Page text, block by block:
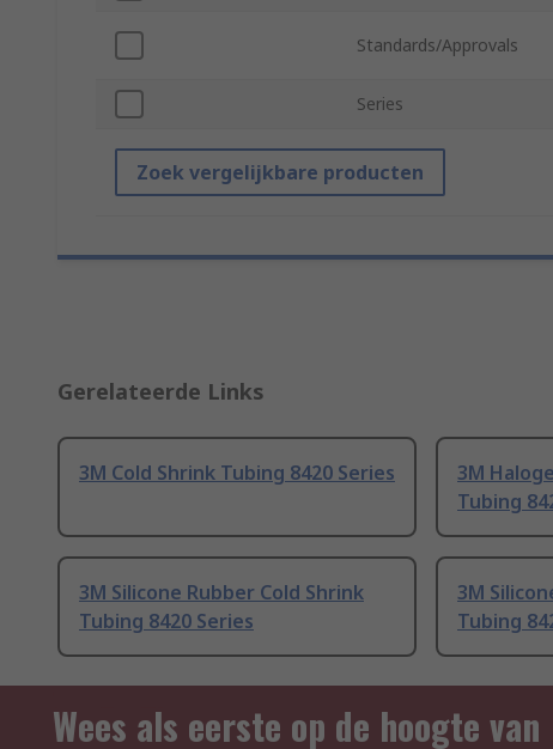
Standards/Approvals
Series
Zoek vergelijkbare producten
Gerelateerde Links
3M Cold Shrink Tubing 8420 Series
3M
Tubing
3M Silicone Rubber Cold Shrink
Tubing 8420 Series
3M
Tubing
Wees als eerste op de hoogte van